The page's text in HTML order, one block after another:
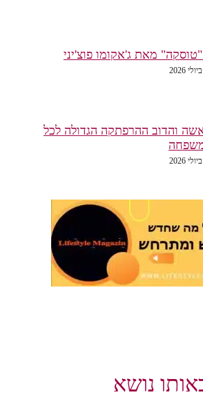
מאת ג'אקומו פוצ'יני
והדוב ההרפתקה הגדולה לכל
נושא